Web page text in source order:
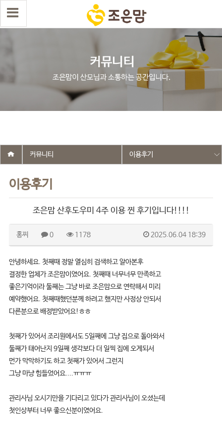
select wr_id, wr_subject from g5_write_m05_04 where wr_is_comment
= 0 and wr_datetime <= '2025-06-04 18:39:11' and wr_id <> '2569'
order by wr_datetime desc limit 1 asdasf
이용후기
커뮤니티 이용후기
조은맘 산후도우미 4주 이용 찐 후기입니다!!!!
홍찌 0 1178 2025.06.04 18:39
안녕하세요. 첫째때 정말 열심히 검색하고 알아본후
결정한 업체가 조은맘이였어요. 첫째때 너무너무 만족하고
좋은기억이라 둘째는 그냥 바로 조은맘으로 연락해서 미리
예약했어요. 첫째때했던분께 하려고 했지만 사정상 안되서
다른분으로 배정받았어요!ㅎㅎ
첫째가 있어서 조리원에서도 5일째에 그냥 집으로 돌아와서
둘째가 태어난지 9일째 생각보다 더 일찍 집에 오게되서
먼가 막막하기도 하고 첫째가 있어서 그런지
그냥 마냥 힘들었어요....ㅠㅠㅠ
관리사님 오시기만을 기다리고 있다가 관리사님이 오셨는데
첫인상부터 너무 좋으신분이였어요.